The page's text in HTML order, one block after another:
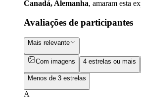
Canadá, Alemanha, amaram esta
Avaliações de participantes
Mais relevante
Com imagens 4 estrelas ou mais
Menos de 3 estrelas
A